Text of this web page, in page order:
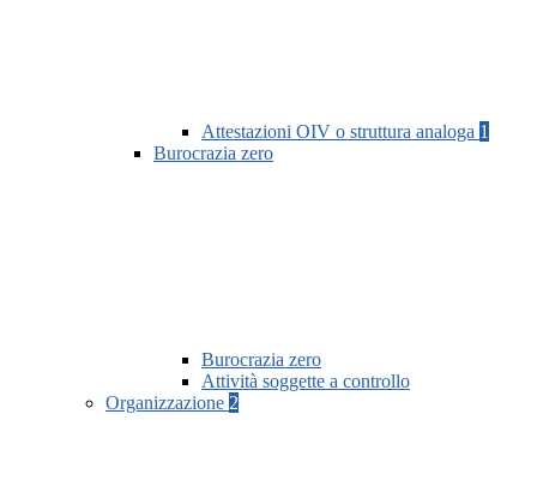
Attestazioni OIV o struttura analoga 1
Burocrazia zero
Burocrazia zero
Attività soggette a controllo
Organizzazione 2